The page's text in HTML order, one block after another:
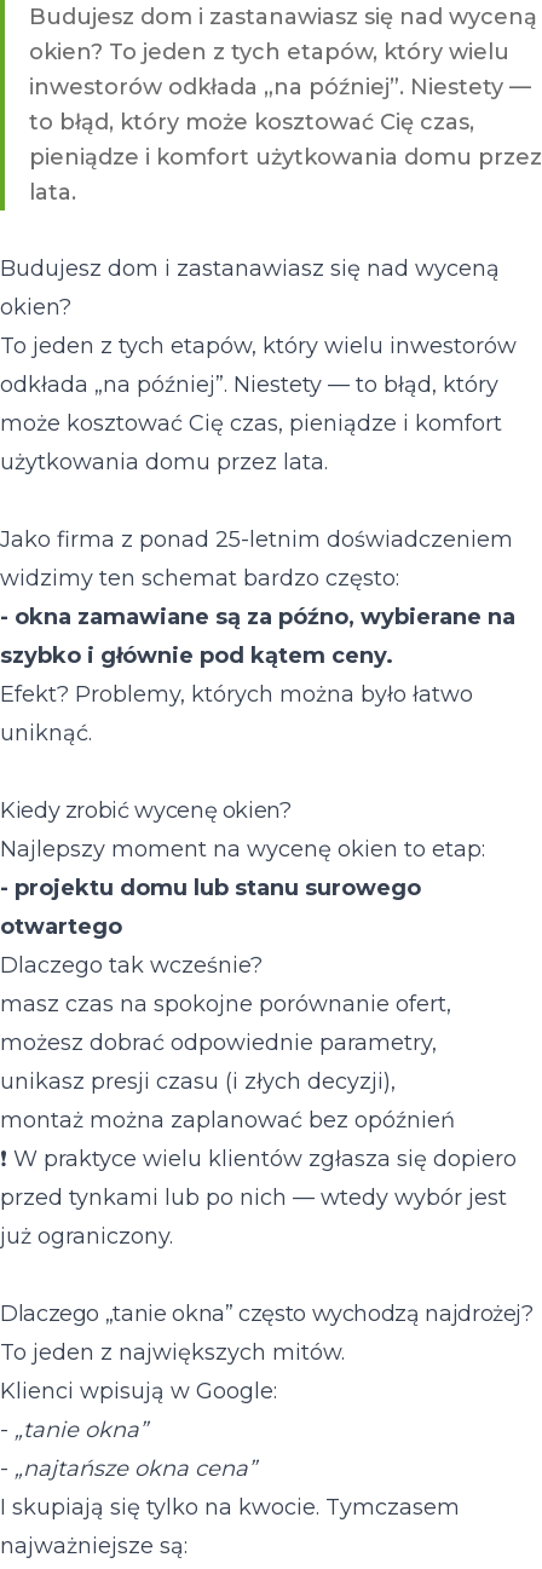
Budujesz dom i zastanawiasz się nad wyceną
okien? To jeden z tych etapów, który wielu
inwestorów odkłada „na później”. Niestety —
to błąd, który może kosztować Cię czas,
pieniądze i komfort użytkowania domu przez
lata.
Budujesz dom i zastanawiasz się nad wyceną
okien?
To jeden z tych etapów, który wielu inwestorów
odkłada „na później”. Niestety — to błąd, który
może kosztować Cię czas, pieniądze i komfort
użytkowania domu przez lata.
Jako firma z ponad 25-letnim doświadczeniem
widzimy ten schemat bardzo często:
- okna zamawiane są za późno, wybierane na
szybko i głównie pod kątem ceny.
Efekt? Problemy, których można było łatwo
uniknąć.
Kiedy zrobić wycenę okien?
Najlepszy moment na wycenę okien to etap:
- projektu domu lub stanu surowego
otwartego
Dlaczego tak wcześnie?
masz czas na spokojne porównanie ofert,
możesz dobrać odpowiednie parametry,
unikasz presji czasu (i złych decyzji),
montaż można zaplanować bez opóźnień
❗ W praktyce wielu klientów zgłasza się dopiero
przed tynkami lub po nich — wtedy wybór jest
już ograniczony.
Dlaczego „tanie okna” często wychodzą najdrożej?
To jeden z największych mitów.
Klienci wpisują w Google:
- „tanie okna”
- „najtańsze okna cena”
I skupiają się tylko na kwocie. Tymczasem
najważniejsze są: